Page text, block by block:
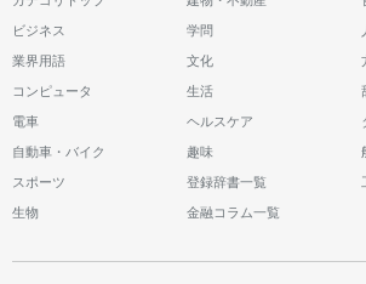
ビジネス 学問
業界用語 文化
コンピュータ 生活
電車 ヘルスケア
自動車・バイク 趣味
スポーツ 登録辞書一覧
生物 金融コラム一覧